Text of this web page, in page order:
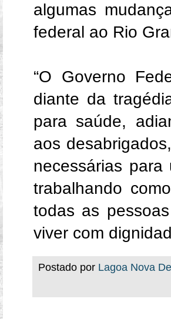
algumas
federal ao Rio
“O Governo
diante da
para saúde,
aos
necessárias
trabalhando
todas as
viver com
Postado por Lagoa Nova